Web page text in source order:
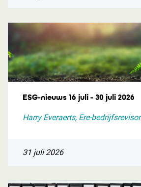
ESG-nieuws 16 juli - 30 juli 2026
Harry Everaerts, Ere-bedrijfsrevisor
31 juli 2026